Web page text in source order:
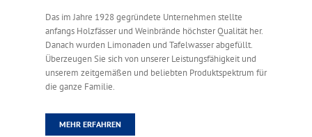
Das im Jahre 1928 gegründete Unternehmen stellte
anfangs Holzfässer und Weinbrände höchster Qualität her.
Danach wurden Limonaden und Tafelwasser abgefüllt.
Überzeugen Sie sich von unserer Leistungsfähigkeit und
unserem zeitgemäßen und beliebten Produktspektrum für
die ganze Familie.
MEHR ERFAHREN